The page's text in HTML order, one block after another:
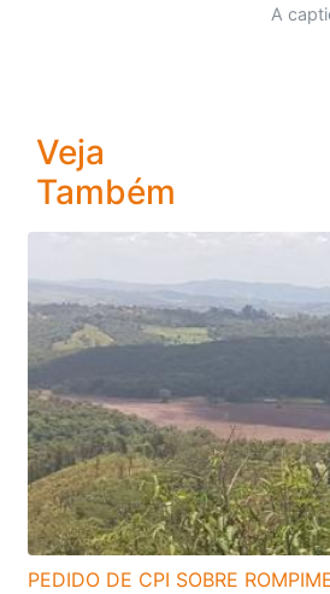
A
Veja
Também
PEDIDO DE CPI SOBRE